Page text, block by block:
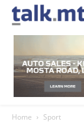
Home Sport